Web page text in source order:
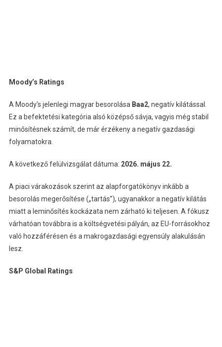
Moody’s Ratings
A Moody’s jelenlegi magyar besorolása Baa2, negatív kilátással.
Ez a befektetési kategória alsó középső sávja, vagyis még stabil
minősítésnek számít, de már érzékeny a negatív gazdasági
folyamatokra.
A következő felülvizsgálat dátuma: 2026. május 22.
A piaci várakozások szerint az alapforgatókönyv inkább a
besorolás megerősítése („tartás”), ugyanakkor a negatív kilátás
miatt a leminősítés kockázata nem zárható ki teljesen. A fókusz
várhatóan továbbra is a költségvetési pályán, az EU-forrásokhoz
való hozzáférésen és a makrogazdasági egyensúly alakulásán
lesz.
S&P Global Ratings